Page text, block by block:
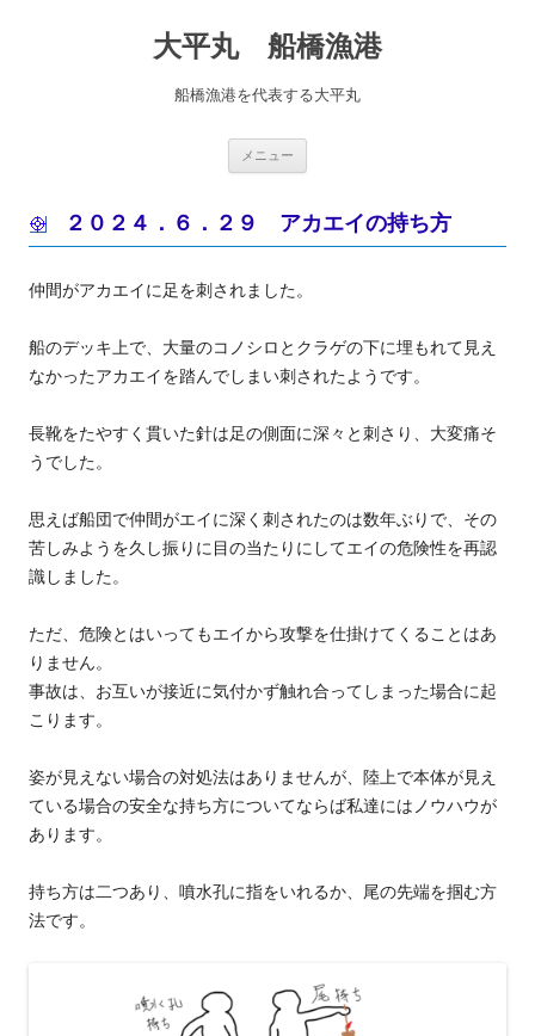
大平丸 船橋漁港
船橋漁港を代表する大平丸
メニュー
２０２４．６．２９ アカエイの持ち方
仲間がアカエイに足を刺されました。
船のデッキ上で、大量のコノシロとクラゲの下に埋もれて見え
なかったアカエイを踏んでしまい刺されたようです。
長靴をたやすく貫いた針は足の側面に深々と刺さり、大変痛そ
うでした。
思えば船団で仲間がエイに深く刺されたのは数年ぶりで、その
苦しみようを久し振りに目の当たりにしてエイの危険性を再認
識しました。
ただ、危険とはいってもエイから攻撃を仕掛けてくることはあ
りません。
事故は、お互いが接近に気付かず触れ合ってしまった場合に起
こります。
姿が見えない場合の対処法はありませんが、陸上で本体が見え
ている場合の安全な持ち方についてならば私達にはノウハウが
あります。
持ち方は二つあり、噴水孔に指をいれるか、尾の先端を掴む方
法です。